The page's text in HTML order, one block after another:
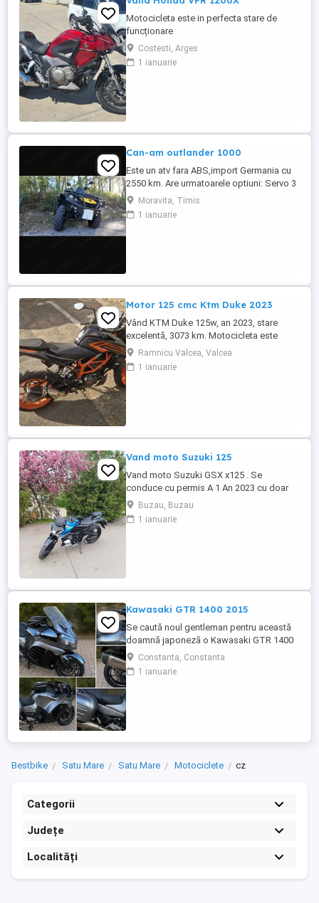
Motocicleta este in perfecta stare de
funcționare
Costesti, Arges
1 ianuarie
Can-am outlander 1000
Este un atv fara ABS,import Germania cu
2550 km. Are urmatoarele optiuni: Servo 3
nivele Suspensie FOX cu rebound Bullbar
fata Bullbar spate Handguardurile Can am
Jante beadlock
Moravita, Timis
1 ianuarie
Motor 125 cmc Ktm Duke 2023
Vând KTM Duke 125w, an 2023, stare
excelentă, 3073 km. Motocicleta este
ideală pentru începători sau pentru oraș.
Fără daune, lovituri!
Ramnicu Valcea, Valcea
1 ianuarie
Vand moto Suzuki 125
Vand moto Suzuki GSX x125 . Se
conduce cu permis A 1 An 2023 cu doar
5000km Stare impecabila , fara cazaturi
ITP valabil pana in noiembrie 2027 Revizii
si schimb de ulei in service autorizat
Buzau, Buzau
1 ianuarie
Kawasaki GTR 1400 2015
Se caută noul gentleman pentru această
doamnă japoneză o Kawasaki GTR 1400
care încă întoarce priviri și iubește
kilometrii. A fost răsfățată, întreținută la
timp și tratată cu respect. O dau doar
Constanta, Constanta
1 ianuarie
Bestbike Satu Mare Satu Mare Motociclete cz
Categorii
Județe
Localități